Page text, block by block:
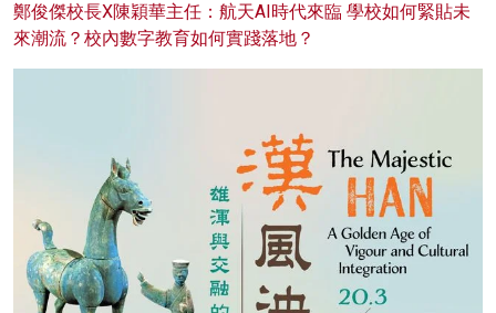
鄭俊傑校長X陳穎華主任：航天AI時代來臨 學校如何緊貼未
來潮流？校內數字教育如何實踐落地？